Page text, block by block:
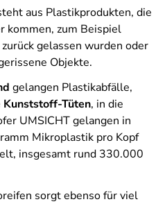
aus Plastikprodukten, die
kommen, zum Beispiel
gelassen wurden oder
Objekte.
gelangen Plastikabfälle,
Kunststoff-Tüten, in die
UMSICHT gelangen in
Mikroplastik pro Kopf
insgesamt rund 330.000
sorgt ebenso für viel